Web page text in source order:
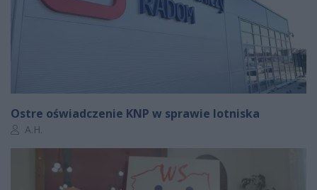
Ostre oświadczenie KNP w sprawie lotniska
Autor artykułu:
A.H.